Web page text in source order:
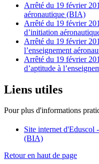
Arrêté du 19 février
aéronautique (BIA)
Arrêté du 19 février
d’initiation
Arrêté du 19 février
l’enseignement
Arrêté du 19 février
d’aptitude à
Liens utiles
Pour plus d'informations
Site internet d'Eduscol
(BIA)
Retour en haut de page